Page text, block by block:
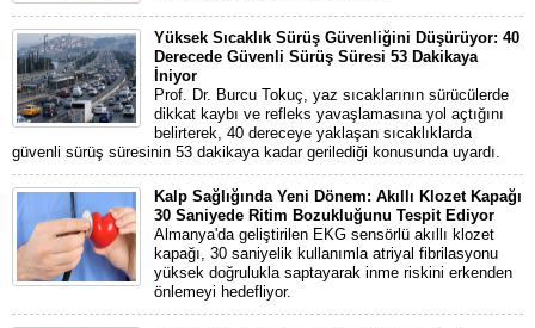
Yüksek Sıcaklık Sürüş Güvenliğini Düşürüyor: 40
Derecede Güvenli Sürüş Süresi 53 Dakikaya
İniyor
Prof. Dr. Burcu Tokuç, yaz sıcaklarının sürücülerde
dikkat kaybı ve refleks yavaşlamasına yol açtığını
belirterek, 40 dereceye yaklaşan sıcaklıklarda
güvenli sürüş süresinin 53 dakikaya kadar gerilediği konusunda uyardı.
Kalp Sağlığında Yeni Dönem: Akıllı Klozet Kapağı
30 Saniyede Ritim Bozukluğunu Tespit Ediyor
Almanya'da geliştirilen EKG sensörlü akıllı klozet
kapağı, 30 saniyelik kullanımla atriyal fibrilasyonu
yüksek doğrulukla saptayarak inme riskini erkenden
önlemeyi hedefliyor.